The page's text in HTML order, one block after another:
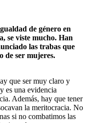
de género en
se viste mucho. Han
las trabas que
de ser mujeres.
que ser muy claro y
es una evidencia
Además, hay que tener
la meritocracia. No
si no combatimos las